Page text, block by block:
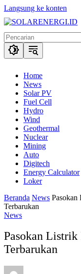
Langsung ke konten
Home
News
Solar PV
Fuel Cell
Hydro
Wind
Geothermal
Nuclear
Mining
Auto
Digitech
Energy Calculator
Loker
Beranda News Pasokan
Terbarukan
News
Pasokan Listrik
Terbarukan